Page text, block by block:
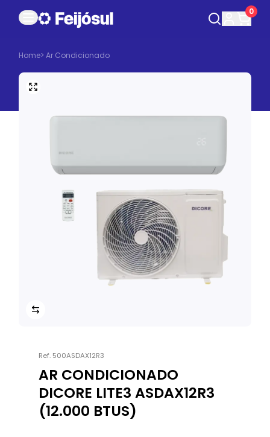
0
Home>Ar Condicionado
Ref. 500ASDAX12R3
AR CONDICIONADO
DICORE LITE3 ASDAX12R3
(12.000 BTUS)